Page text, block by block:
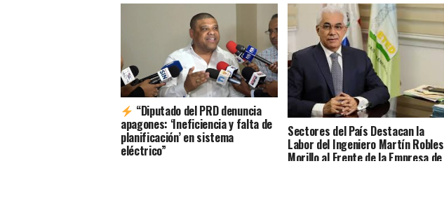
“Diputado del PRD denuncia
apagones: ‘Ineficiencia y falta de
planificación’ en sistema
eléctrico”
Sectores del País Destacan la
Labor del Ingeniero Martín Robles
Morillo al Frente de la Empresa de